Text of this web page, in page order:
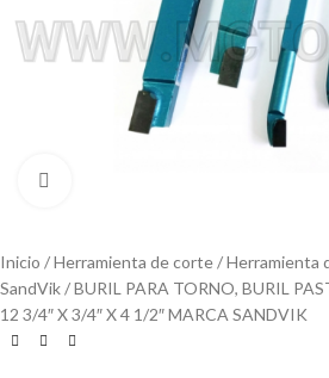
Inicio Herramienta de corte
Herramienta
SandVik
BURIL PARA TORNO, BURIL
12 3/4″ X 3/4″ X 4 1/2″ MARCA SANDVIK